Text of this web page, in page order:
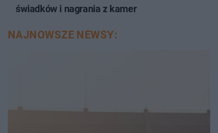
świadków i nagrania z kamer
NAJNOWSZE NEWSY: